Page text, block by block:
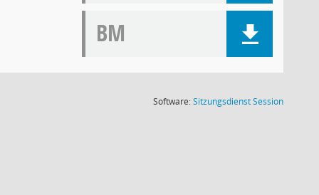
BM
Software:SitzungsdienstSession(Wird in